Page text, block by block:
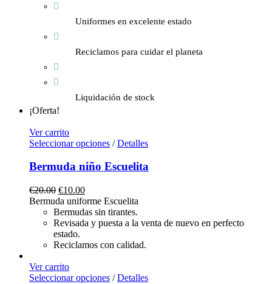
Uniformes en excelente estado
Reciclamos para cuidar el planeta
Liquidación de stock
¡Oferta!
Ver carrito
Seleccionar opciones / Detalles
Bermuda niño Escuelita
€20.00 €10.00
Bermuda uniforme Escuelita
Bermudas sin tirantes.
Revisada y puesta a la venta de nuevo en perfecto
estado.
Reciclamos con calidad.
Ver carrito
Seleccionar opciones / Detalles